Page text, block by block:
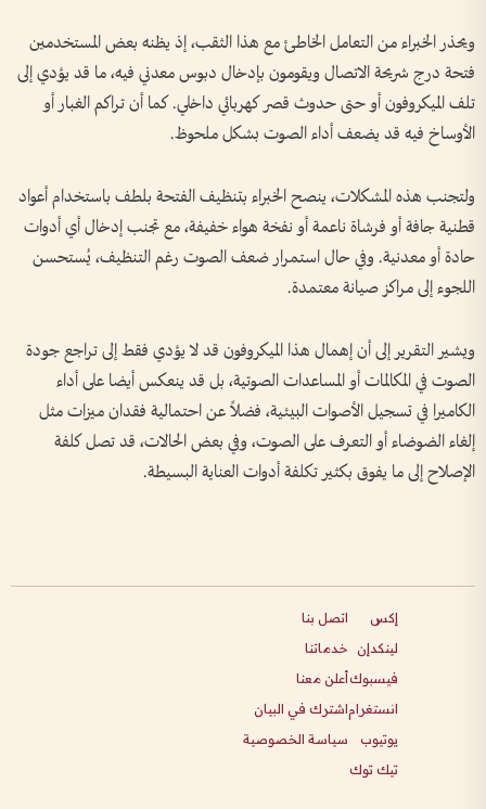
ويحذر الخبراء من التعامل الخاطئ مع هذا الثقب، إذ يظنه بعض المستخدمين
فتحة درج شريحة الاتصال ويقومون بإدخال دبوس معدني فيه، ما قد يؤدي إلى
تلف الميكروفون أو حتى حدوث قصر كهربائي داخلي. كما أن تراكم الغبار أو
الأوساخ فيه قد يضعف أداء الصوت بشكل ملحوظ.
ولتجنب هذه المشكلات، ينصح الخبراء بتنظيف الفتحة بلطف باستخدام أعواد
قطنية جافة أو فرشاة ناعمة أو نفخة هواء خفيفة، مع تجنب إدخال أي أدوات
حادة أو معدنية. وفي حال استمرار ضعف الصوت رغم التنظيف، يُستحسن
اللجوء إلى مراكز صيانة معتمدة.
ويشير التقرير إلى أن إهمال هذا الميكروفون قد لا يؤدي فقط إلى تراجع جودة
الصوت في المكالمات أو المساعدات الصوتية، بل قد ينعكس أيضا على أداء
الكاميرا في تسجيل الأصوات البيئية، فضلاً عن احتمالية فقدان ميزات مثل
إلغاء الضوضاء أو التعرف على الصوت، وفي بعض الحالات، قد تصل كلفة
الإصلاح إلى ما يفوق بكثير تكلفة أدوات العناية البسيطة.
إكس
لينكدإن
فيسبوك
انستغرام
يوتيوب
تيك توك
اتصل بنا
خدماتنا
أعلن معنا
اشترك في البيان
سياسة الخصوصية